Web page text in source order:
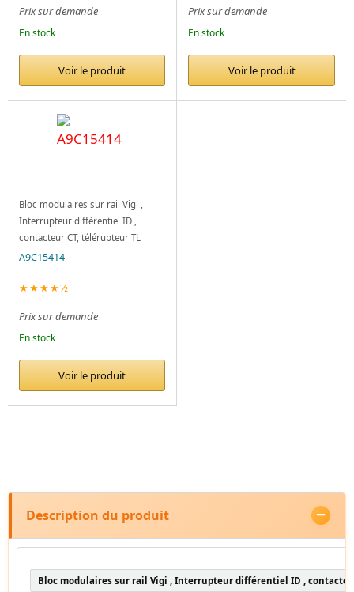
Prix sur demande
En stock
Voir le produit
Prix sur demande
En stock
Voir le produit
Bloc modulaires sur rail Vigi ,
Interrupteur différentiel ID ,
contacteur CT, télérupteur TL
A9C15414
★★★★½
Prix sur demande
En stock
Voir le produit
Description du produit
Bloc modulaires sur rail Vigi , Interrupteur différentiel ID ,